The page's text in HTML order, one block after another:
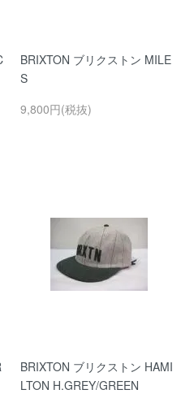
BRIXTON ブリクストン MILE
S
9,800円(税抜)
BRIXTON ブリクストン HAMI
LTON H.GREY/GREEN